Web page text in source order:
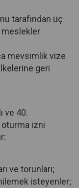
tarafından üç
meslekler
mevsimlik vize
geri
ve 40.
oturma izni
ve torunları;
isteyenler;